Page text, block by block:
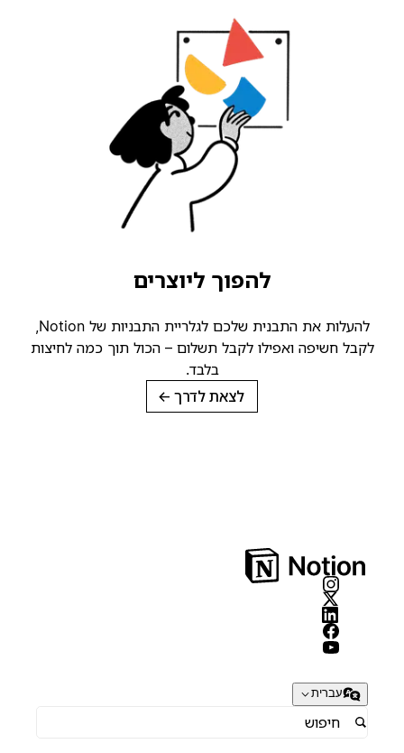
להפוך ליוצרים
להעלות את התבנית שלכם לגלריית התבניות של Notion,
לקבל חשיפה ואפילו לקבל תשלום – הכול תוך כמה לחיצות
בלבד.
לצאת לדרך→
עברית